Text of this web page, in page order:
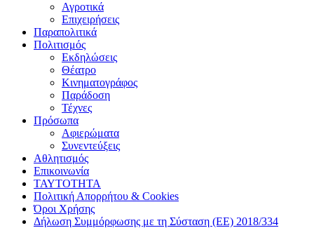
Αγροτικά
Επιχειρήσεις
Παραπολιτικά
Πολιτισμός
Εκδηλώσεις
Θέατρο
Κινηματογράφος
Παράδοση
Τέχνες
Πρόσωπα
Αφιερώματα
Συνεντεύξεις
Αθλητισμός
Επικοινωνία
ΤΑΥΤΟΤΗΤΑ
Πολιτική Απορρήτου & Cookies
Όροι Χρήσης
Δήλωση Συμμόρφωσης με τη Σύσταση (ΕΕ) 2018/334